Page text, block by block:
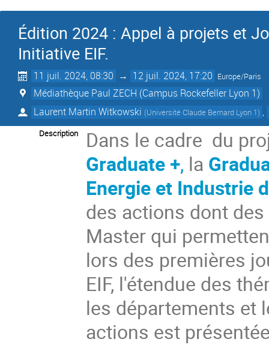
Édition 2024 : Appel à projets et
Initiative EIF.
11 juil. 2024, 08:30 → 12 juil. 2024, 17:20 Europe/Paris
Médiathèque Paul ZECH (Campus Rockefeller Lyon 1)
Laurent Martin Witkowski (Université Claude Bernard Lyon 1) ,
Description Dans le cadre du
Graduate +, la
Energie et Industrie
des actions dont
Master qui
lors des premières
EIF, l'étendue des
les départements et
actions est